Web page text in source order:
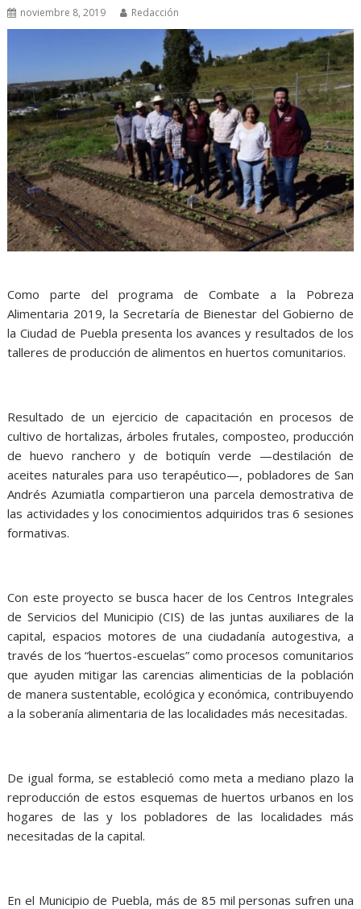
noviembre 8, 2019 Redacción
Como parte del programa de Combate a la Pobreza
Alimentaria 2019, la Secretaría de Bienestar del Gobierno de
la Ciudad de Puebla presenta los avances y resultados de los
talleres de producción de alimentos en huertos comunitarios.
Resultado de un ejercicio de capacitación en procesos de
cultivo de hortalizas, árboles frutales, composteo, producción
de huevo ranchero y de botiquín verde —destilación de
aceites naturales para uso terapéutico—, pobladores de San
Andrés Azumiatla compartieron una parcela demostrativa de
las actividades y los conocimientos adquiridos tras 6 sesiones
formativas.
Con este proyecto se busca hacer de los Centros Integrales
de Servicios del Municipio (CIS) de las juntas auxiliares de la
capital, espacios motores de una ciudadanía autogestiva, a
través de los “huertos-escuelas” como procesos comunitarios
que ayuden mitigar las carencias alimenticias de la población
de manera sustentable, ecológica y económica, contribuyendo
a la soberanía alimentaria de las localidades más necesitadas.
De igual forma, se estableció como meta a mediano plazo la
reproducción de estos esquemas de huertos urbanos en los
hogares de las y los pobladores de las localidades más
necesitadas de la capital.
En el Municipio de Puebla, más de 85 mil personas sufren una